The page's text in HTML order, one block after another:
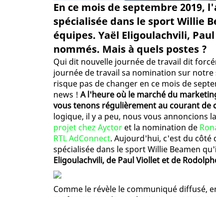
En ce mois de septembre
spécialisée dans le sport Willie
équipes. Yaël Eligoulachvili,
nommés. Mais à quels postes ?
Qui dit nouvelle journée de travail dit
journée de travail sa nomination sur
risque pas de changer en ce mois de
news ! A l'heure où le marché du
vous tenons régulièrement au courant de
logique, il y a peu, nous vous annoncions
projet chez Ayctor et la nomination de
RTL AdConnect. Aujourd'hui, c'est du côté
spécialisée dans le sport Willie Beamen
Eligoulachvili, de Paul Viollet et de
Comme le révèle le communiqué diffusé,